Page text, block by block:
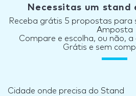
Necessitas um stand
Receba grátis 5 propostas para
Amposta
Compare e escolha, ou não, a
Grátis e sem
Cidade onde precisa do Stand